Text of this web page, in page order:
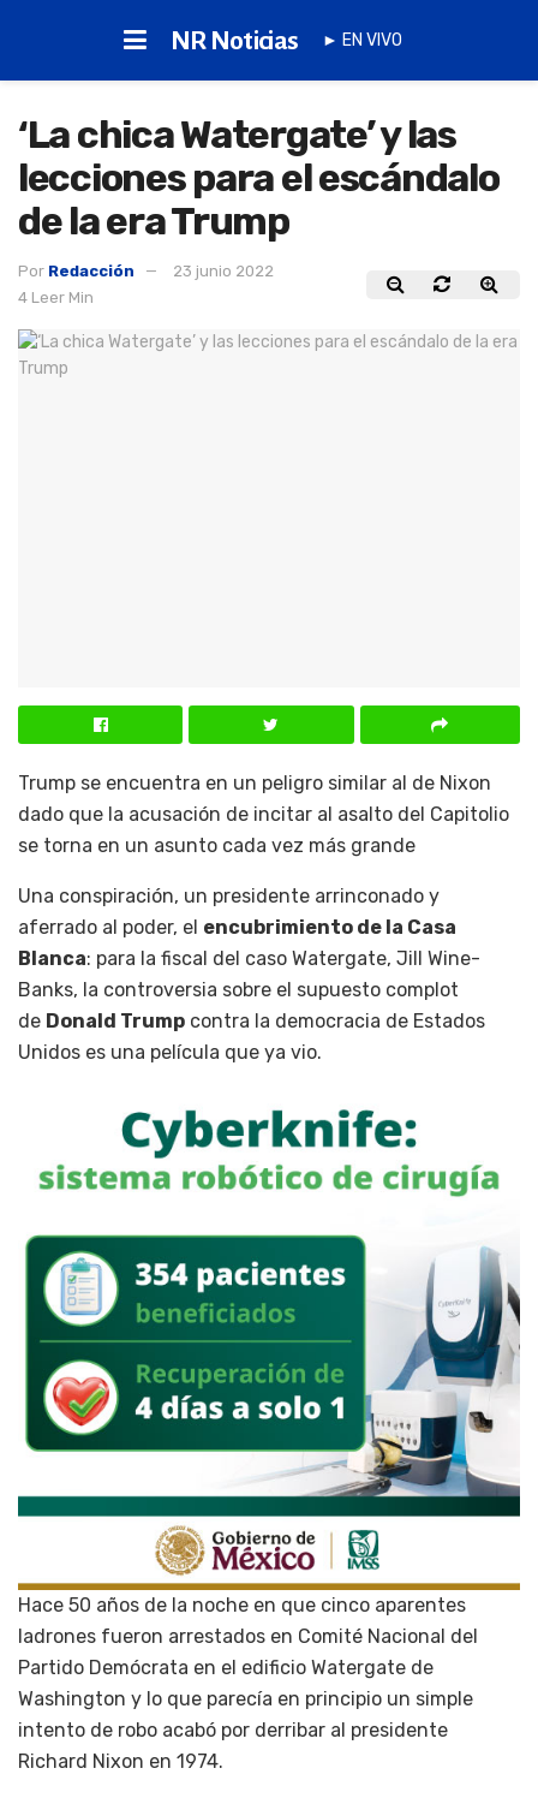
NR Noticias ► EN VIVO
‘La chica Watergate’ y las
lecciones para el escándalo
de la era Trump
Por Redacción
23 junio 2022
4 Leer Min
Trump se encuentra en un peligro similar al de Nixon
dado que la acusación de incitar al asalto del Capitolio
se torna en un asunto cada vez más grande
Una conspiración, un presidente arrinconado y
aferrado al poder, el encubrimiento de la Casa
Blanca: para la fiscal del caso Watergate, Jill Wine-
Banks, la controversia sobre el supuesto complot
de Donald Trump contra la democracia de Estados
Unidos es una película que ya vio.
Hace 50 años de la noche en que cinco aparentes
ladrones fueron arrestados en Comité Nacional del
Partido Demócrata en el edificio Watergate de
Washington y lo que parecía en principio un simple
intento de robo acabó por derribar al presidente
Richard Nixon en 1974.